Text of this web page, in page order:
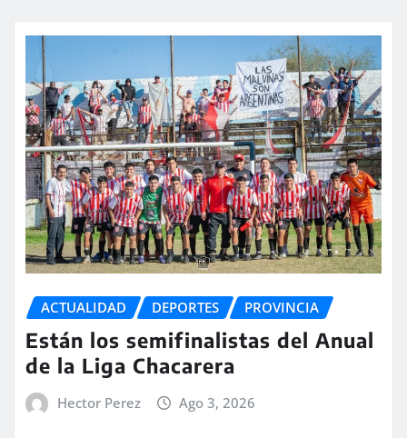
ACTUALIDAD DEPORTES PROVINCIA
Están los semifinalistas del Anual
de la Liga Chacarera
Hector Perez Ago 3, 2026